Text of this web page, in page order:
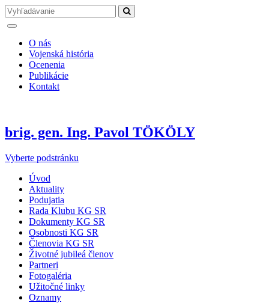
O nás
Vojenská história
Ocenenia
Publikácie
Kontakt
brig. gen. Ing. Pavol TÖKÖLY
Vyberte podstránku
Úvod
Aktuality
Podujatia
Rada Klubu KG SR
Dokumenty KG SR
Osobnosti KG SR
Členovia KG SR
Životné jubileá členov
Partneri
Fotogaléria
Užitočné linky
Oznamy